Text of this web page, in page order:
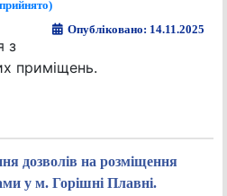
Опубліковано: 14.11.2025
з
приміщень.
дозволів на розміщення
у м. Горішні Плавні.